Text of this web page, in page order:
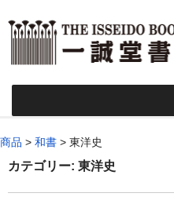
和 書
洋 書
商品 > 和書 > 東洋史
カテゴリー: 東洋史